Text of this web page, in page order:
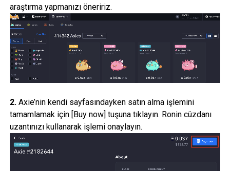
araştırma yapmanızı öneririz.
2. Axie’nin kendi sayfasındayken satın alma işlemini
tamamlamak için [Buy now] tuşuna tıklayın. Ronin cüzdanı
uzantınızı kullanarak işlemi onaylayın.